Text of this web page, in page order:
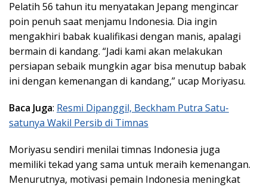
Pelatih 56 tahun itu menyatakan Jepang mengincar
poin penuh saat menjamu Indonesia. Dia ingin
mengakhiri babak kualifikasi dengan manis, apalagi
bermain di kandang. “Jadi kami akan melakukan
persiapan sebaik mungkin agar bisa menutup babak
ini dengan kemenangan di kandang,” ucap Moriyasu.
Baca Juga: Resmi Dipanggil, Beckham Putra Satu-
satunya Wakil Persib di Timnas
Moriyasu sendiri menilai timnas Indonesia juga
memiliki tekad yang sama untuk meraih kemenangan.
Menurutnya, motivasi pemain Indonesia meningkat